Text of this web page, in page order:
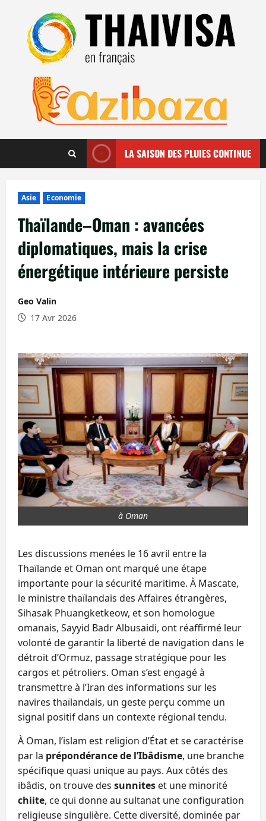
contenu
LA SAISON DES PLUIES CONTINUE
Asie Economie
Thaïlande–Oman : avancées
diplomatiques, mais la crise
énergétique intérieure persiste
Geo Valin
17 Avr 2026
à Oman
Les discussions menées le 16 avril entre la
Thaïlande et Oman ont marqué une étape
importante pour la sécurité maritime. À Mascate,
le ministre thaïlandais des Affaires étrangères,
Sihasak Phuangketkeow, et son homologue
omanais, Sayyid Badr Albusaidi, ont réaffirmé leur
volonté de garantir la liberté de navigation dans le
détroit d’Ormuz, passage stratégique pour les
cargos et pétroliers. Oman s’est engagé à
transmettre à l’Iran des informations sur les
navires thaïlandais, un geste perçu comme un
signal positif dans un contexte régional tendu.
À Oman, l’islam est religion d’État et se caractérise
par la prépondérance de l’Ibâdisme, une branche
spécifique quasi unique au pays. Aux côtés des
ibâdis, on trouve des sunnites et une minorité
chiite, ce qui donne au sultanat une configuration
religieuse singulière. Cette diversité, dominée par